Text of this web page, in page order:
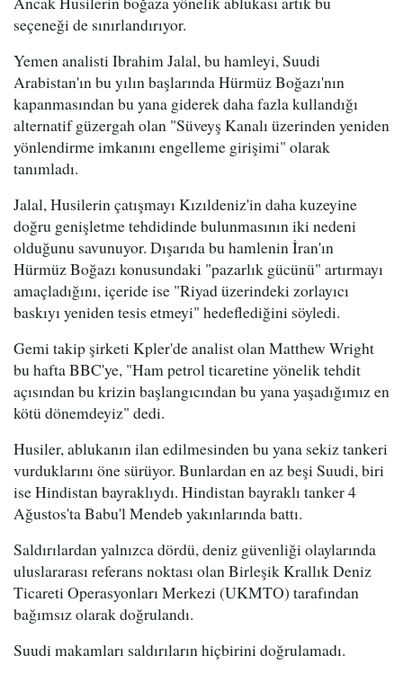
seçeneği de sınırlandırıyor.
Yemen analisti Ibrahim Jalal, bu hamleyi, Suudi
Arabistan'ın bu yılın başlarında Hürmüz Boğazı'nın
kapanmasından bu yana giderek daha fazla kullandığı
alternatif güzergah olan "Süveyş Kanalı üzerinden yeniden
yönlendirme imkanını engelleme girişimi" olarak
tanımladı.
Jalal, Husilerin çatışmayı Kızıldeniz'in daha kuzeyine
doğru genişletme tehdidinde bulunmasının iki nedeni
olduğunu savunuyor. Dışarıda bu hamlenin İran'ın
Hürmüz Boğazı konusundaki "pazarlık gücünü" artırmayı
amaçladığını, içeride ise "Riyad üzerindeki zorlayıcı
baskıyı yeniden tesis etmeyi" hedeflediğini söyledi.
Gemi takip şirketi Kpler'de analist olan Matthew Wright
bu hafta BBC'ye, "Ham petrol ticaretine yönelik tehdit
açısından bu krizin başlangıcından bu yana yaşadığımız en
kötü dönemdeyiz" dedi.
Husiler, ablukanın ilan edilmesinden bu yana sekiz tankeri
vurduklarını öne sürüyor. Bunlardan en az beşi Suudi, biri
ise Hindistan bayraklıydı. Hindistan bayraklı tanker 4
Ağustos'ta Babu'l Mendeb yakınlarında battı.
Saldırılardan yalnızca dördü, deniz güvenliği olaylarında
uluslararası referans noktası olan Birleşik Krallık Deniz
Ticareti Operasyonları Merkezi (UKMTO) tarafından
bağımsız olarak doğrulandı.
Suudi makamları saldırıların hiçbirini doğrulamadı.